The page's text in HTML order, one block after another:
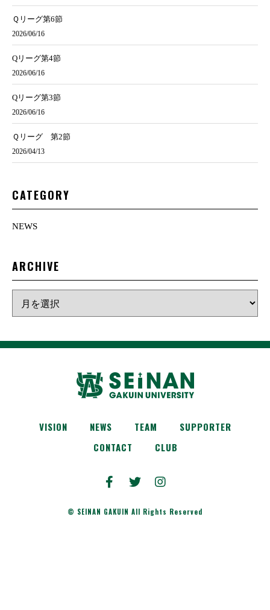
Ｑリーグ第6節
2026/06/16
Qリーグ第4節
2026/06/16
Qリーグ第3節
2026/06/16
Ｑリーグ 第2節
2026/04/13
CATEGORY
NEWS
ARCHIVE
VISION NEWS TEAM
SUPPORTER
CONTACT
CLUB
© SEINAN GAKUIN All Rights Reserved